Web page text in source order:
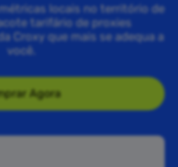
locais no território de
tarifário de proxies
Croxy que mais se adequa a
você.
Agora